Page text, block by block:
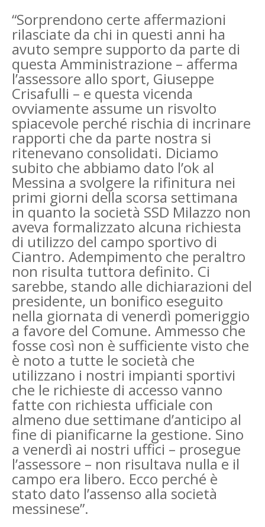
“Sorprendono certe affermazioni
rilasciate da chi in questi anni ha
avuto sempre supporto da parte di
questa Amministrazione – afferma
l’assessore allo sport, Giuseppe
Crisafulli – e questa vicenda
ovviamente assume un risvolto
spiacevole perché rischia di incrinare
rapporti che da parte nostra si
ritenevano consolidati. Diciamo
subito che abbiamo dato l’ok al
Messina a svolgere la rifinitura nei
primi giorni della scorsa settimana
in quanto la società SSD Milazzo non
aveva formalizzato alcuna richiesta
di utilizzo del campo sportivo di
Ciantro. Adempimento che peraltro
non risulta tuttora definito. Ci
sarebbe, stando alle dichiarazioni del
presidente, un bonifico eseguito
nella giornata di venerdì pomeriggio
a favore del Comune. Ammesso che
fosse così non è sufficiente visto che
è noto a tutte le società che
utilizzano i nostri impianti sportivi
che le richieste di accesso vanno
fatte con richiesta ufficiale con
almeno due settimane d’anticipo al
fine di pianificarne la gestione. Sino
a venerdì ai nostri uffici – prosegue
l’assessore – non risultava nulla e il
campo era libero. Ecco perché è
stato dato l’assenso alla società
messinese”.